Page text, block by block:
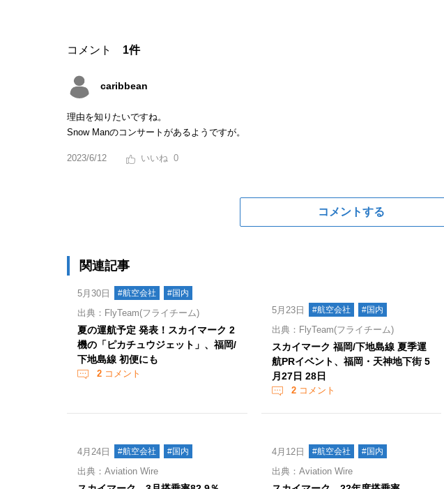
コメント 1件
caribbean
理由を知りたいですね。
Snow Manのコンサートがあるようですが。
2023/6/12 0
コメントする
関連記事
5月30日 #航空会社 #国内
出典：FlyTeam(フライチーム)
夏の運航予定 発表！スカイマーク 2
機の「ピカチュウジェット」、福岡/
下地島線 初便にも
2 コメント
5月23日 #航空会社 #国内
出典：FlyTeam(フライチーム)
スカイマーク 福岡/下地島線 夏季運
航PRイベント、福岡・天神地下街 5
月27日 28日
2コメント
4月24日 #航空会社 #国内
出典：Aviation Wire
4月12日 #航空会社 #国内
出典：Aviation Wire